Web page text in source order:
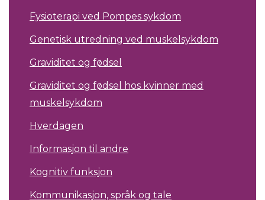
Fysioterapi ved Pompes sykdom
Genetisk utredning ved muskelsykdom
Graviditet og fødsel
Graviditet og fødsel hos kvinner med
muskelsykdom
Hverdagen
Informasjon til andre
Kognitiv funksjon
Kommunikasjon, språk og tale